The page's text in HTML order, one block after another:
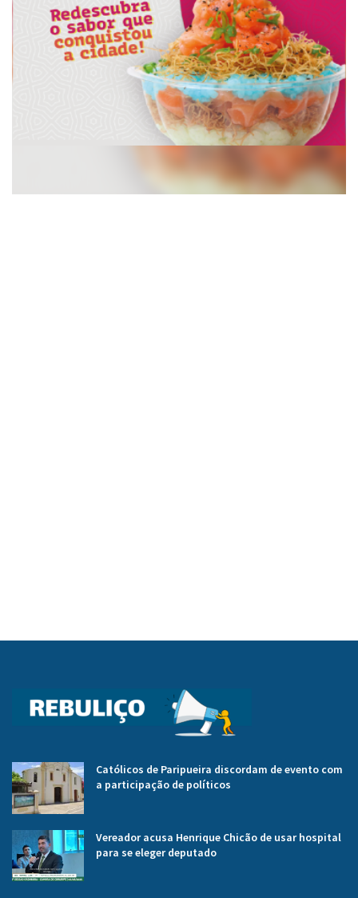
Católicos de Paripueira discordam de evento com
a participação de políticos
Vereador acusa Henrique Chicão de usar hospital
para se eleger deputado